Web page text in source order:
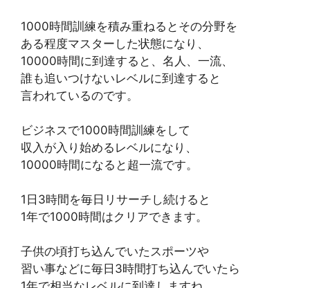
1000時間訓練を積み重ねるとその分野を
ある程度マスターした状態になり、
10000時間に到達すると、名人、一流、
誰も追いつけないレベルに到達すると
言われているのです。
ビジネスで1000時間訓練をして
収入が入り始めるレベルになり、
10000時間になると超一流です。
1日3時間を毎日リサーチし続けると
1年で1000時間はクリアできます。
子供の頃打ち込んでいたスポーツや
習い事などに毎日3時間打ち込んでいたら